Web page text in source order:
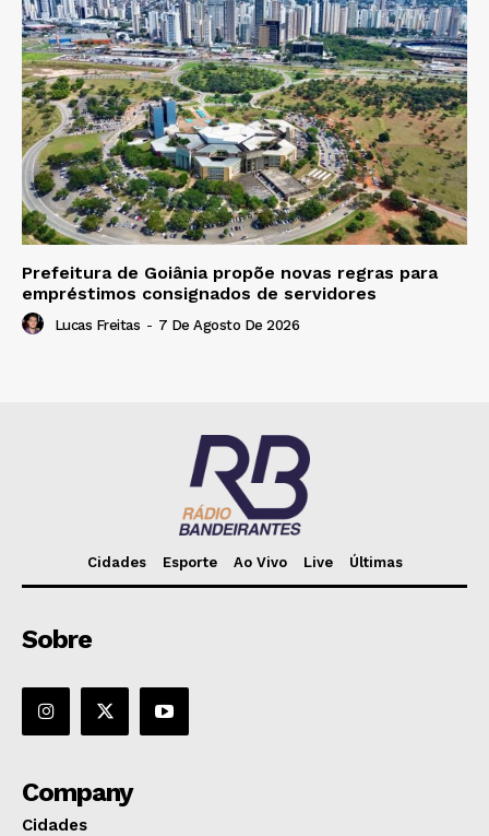
Prefeitura de Goiânia propõe novas regras para
empréstimos consignados de servidores
Lucas Freitas - 7 De Agosto De 2026
Cidades Esporte Ao Vivo Live Últimas
Sobre
Company
Cidades